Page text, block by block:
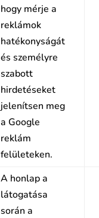
hogy mérje a
reklámok
hatékonyságát
és személyre
szabott
hirdetéseket
jelenítsen meg
a Google
reklám
felületeken.
A honlap a
látogatása
során a